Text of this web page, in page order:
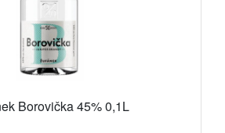
Borovička 45% 0,1L